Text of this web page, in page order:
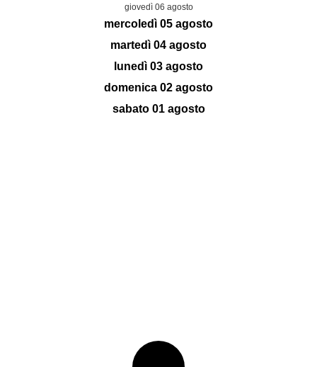
giovedì 06 agosto
mercoledì 05 agosto
martedì 04 agosto
lunedì 03 agosto
domenica 02 agosto
sabato 01 agosto